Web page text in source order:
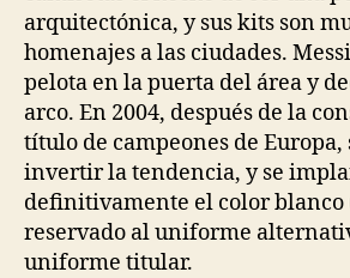
arquitectónica, y sus kits son
homenajes a las ciudades.
pelota en la puerta del área y
arco. En 2004, después de la
título de campeones de Europa,
invertir la tendencia, y se
definitivamente el color blanco
reservado al uniforme
uniforme titular.